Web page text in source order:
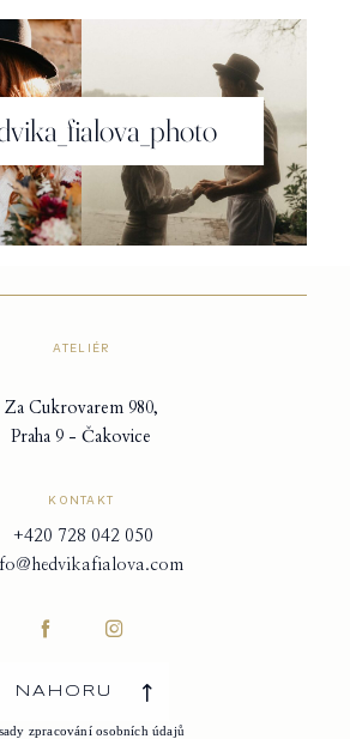
ATELIÉR
KONTAKT
NAHORU
Za Cukrovarem 980,
Praha 9 - Čakovice
+420 728 042 050
zpracování osobních údajů